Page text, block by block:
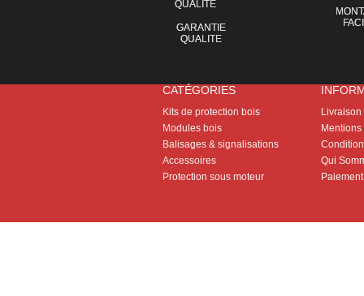
GARANTIE
QUALITE
CATÉGORIES
Kits de protection bois
Modules bois
Balisages & signalisations
Accessoires
Protection sous moteur
Livraison
Qui